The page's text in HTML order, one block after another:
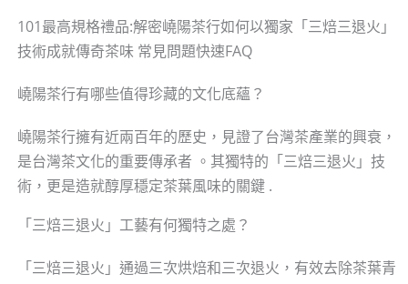
101最高規格禮品:解密嶢陽茶行如何以獨家「三焙三退火」
技術成就傳奇茶味 常見問題快速FAQ
嶢陽茶行有哪些值得珍藏的文化底蘊？
嶢陽茶行擁有近兩百年的歷史，見證了台灣茶產業的興衰，
是台灣茶文化的重要傳承者 。其獨特的「三焙三退火」技
術，更是造就醇厚穩定茶葉風味的關鍵 .
「三焙三退火」工藝有何獨特之處？
「三焙三退火」通過三次烘焙和三次退火，有效去除茶葉青